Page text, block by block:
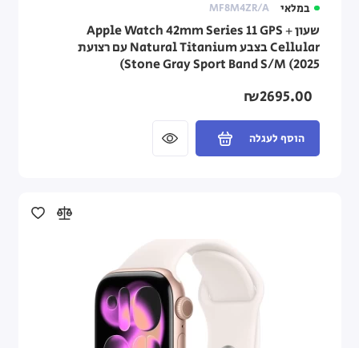
במלאי MF8M4ZR/A
שעון Apple Watch 42mm Series 11 GPS +
Cellular בצבע Natural Titanium עם רצועת
Stone Gray Sport Band S/M (2025)
₪2695.00
הוסף לעגלה